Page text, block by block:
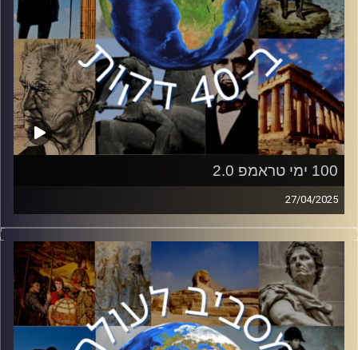
100 ימי טראמפ 2.0
27/04/2025
היום יציין נשיא ארצות הברית, דונאלד טראמפ, 100 ימים
לכהונתו השנייה בבית הלבן.
כיאה לדונאלד טראמפ, 100 הימים הללו לא היו שקטים.
פרופסור אודי זומר, ראש מרכז ברק באוניברסיטת תל אביב,
יהיה איתנו כדי לנסות ולהבין לאן טראמפ הולך